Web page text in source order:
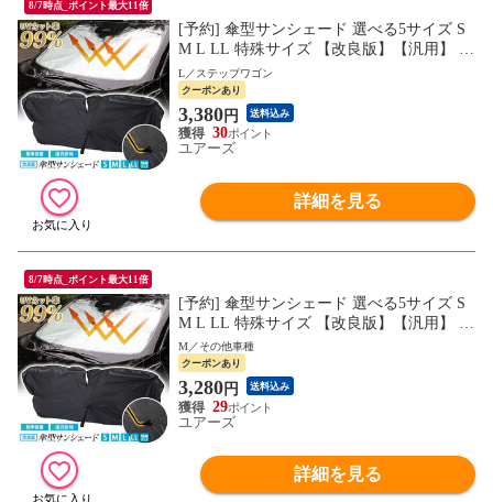
8/7時点_ポイント最大11倍
[予約] 傘型サンシェード 選べる5サイズ S
M L LL 特殊サイズ 【改良版】【汎用】 フ
ロント用 フロントガラス uvカット 紫外線
カット 紫外線対策 日除け 遮光 車用 日焼
け対策 プライバシー保護 傘 [1]
L／ステップワゴン
クーポンあり
3,380円 送料込み
30
ユアーズ
詳細を見る
8/7時点_ポイント最大11倍
[予約] 傘型サンシェード 選べる5サイズ S
M L LL 特殊サイズ 【改良版】【汎用】 フ
ロント用 フロントガラス uvカット 紫外線
カット 紫外線対策 日除け 遮光 車用 日焼
け対策 プライバシー保護 傘 [1]
M／その他車種
クーポンあり
3,280円 送料込み
29
ユアーズ
詳細を見る